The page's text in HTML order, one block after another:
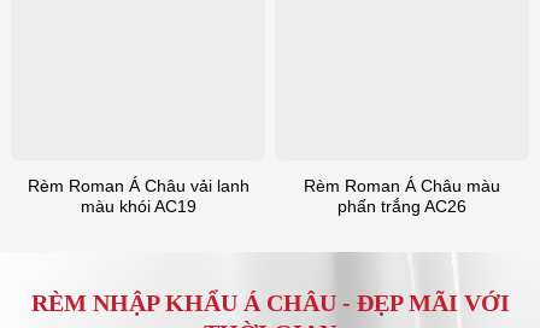
Rèm Roman Á Châu vải lanh
màu khói AC19
Rèm Roman Á Châu màu
phấn trắng AC26
RÈM NHẬP KHẨU Á CHÂU - ĐẸP MÃI VỚI